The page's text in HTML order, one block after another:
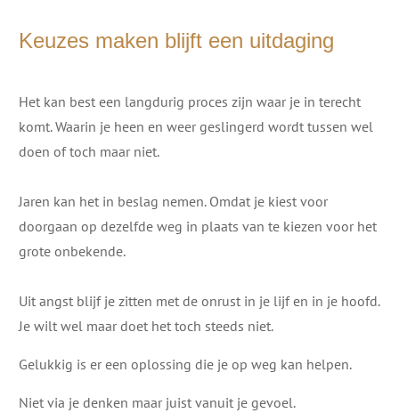
Keuzes maken blijft een uitdaging
Het kan best een langdurig proces zijn waar je in terecht
komt. Waarin je heen en weer geslingerd wordt tussen wel
doen of toch maar niet.
Jaren kan het in beslag nemen. Omdat je kiest voor
doorgaan op dezelfde weg in plaats van te kiezen voor het
grote onbekende.
Uit angst blijf je zitten met de onrust in je lijf en in je hoofd.
Je wilt wel maar doet het toch steeds niet.
Gelukkig is er een oplossing die je op weg kan helpen.
Niet via je denken maar juist vanuit je gevoel.